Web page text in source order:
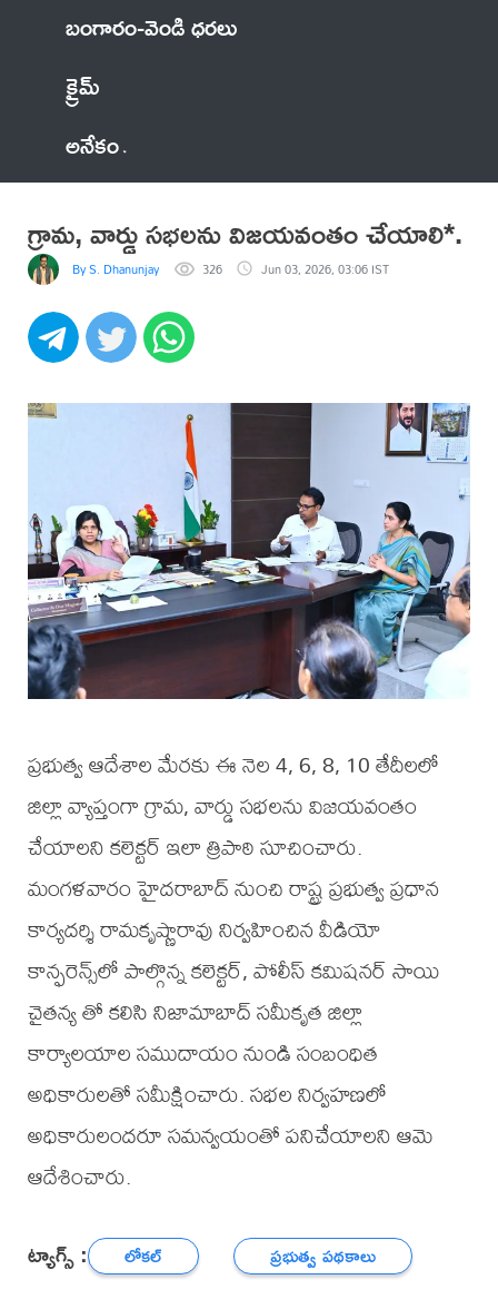
బంగారం-వెండి ధరలు
క్రైమ్
అనేకం
గ్రామ, వార్డు సభలను విజయవంతం చేయాలి*.
By S. Dhanunjay 326 Jun 03, 2026, 03:06 IST
ప్రభుత్వ ఆదేశాల మేరకు ఈ నెల 4, 6, 8, 10 తేదీలలో
జిల్లా వ్యాప్తంగా గ్రామ, వార్డు సభలను విజయవంతం
చేయాలని కలెక్టర్ ఇలా త్రిపాఠి సూచించారు.
మంగళవారం హైదరాబాద్ నుంచి రాష్ట్ర ప్రభుత్వ ప్రధాన
కార్యదర్శి రామకృష్ణారావు నిర్వహించిన వీడియో
కాన్ఫరెన్స్‌లో పాల్గొన్న కలెక్టర్, పోలీస్ కమిషనర్ సాయి
చైతన్య తో కలిసి నిజామాబాద్ సమీకృత జిల్లా
కార్యాలయాల సముదాయం నుండి సంబంధిత
అధికారులతో సమీక్షించారు. సభల నిర్వహణలో
అధికారులందరూ సమన్వయంతో పనిచేయాలని ఆమె
ఆదేశించారు.
ట్యాగ్స్ : లోకల్ ప్రభుత్వ పథకాలు